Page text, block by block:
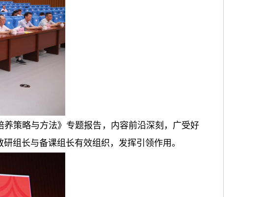
养策略与方法》专题报告，内容前沿深刻，广受好
组长与备课组长有效组织，发挥引领作用。